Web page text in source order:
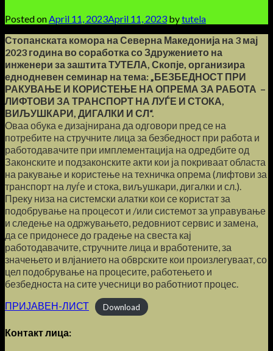
Posted onApril 11, 2023April 11, 2023 bytutela
Стопанската комора на Северна Македонија на 3 мај
2023 година во соработка со Здружението на
инженери за заштита ТУТЕЛА, Скопје, организира
еднодневен семинар на тема: „БЕЗБЕДНОСТ ПРИ
РАКУВАЊЕ И КОРИСТЕЊЕ НА ОПРЕМА ЗА РАБОТА –
ЛИФТОВИ ЗА ТРАНСПОРТ НА ЛУЃЕ И СТОКА,
ВИЉУШКАРИ, ДИГАЛКИ И СЛ“.
Оваа обука e дизајнирана да одговори пред се на
потребите на стручните лица за безбедност при работа и
работодавачите при имплементација на одредбите од
Законските и подзаконските акти кои ја покриваат областа
на ракување и користење на техничка опрема (лифтови за
транспорт на луѓе и стока, виљушкари, дигалки и сл.).
Преку низа на системски алатки кои се користат за
подобрување на процесот и /или системот за управување
и следење на одржувањето, редовниот сервис и замена,
да се придонесе до градење на свеста кај
работодавачите, стручните лица и вработените, за
значењето и влјанието на обврските кои произлегуваат, со
цел подобрување на процесите, работењето и
безбедноста на сите учесници во работниот процес.
ПРИЈАВЕН-ЛИСТ
Download
Контакт лица: